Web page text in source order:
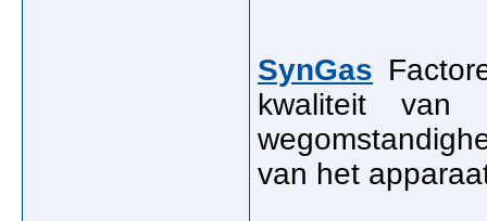
SynGas
kwaliteit
van het